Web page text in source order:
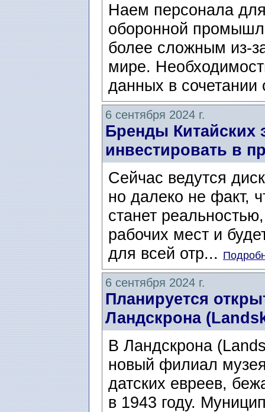
Наем персонала
оборонной
более сложным из-
мире.
данных в
6 сентября 2024 г.
Бренды Китайских
инвестировать в
Сейчас ведутся
но далеко не факт,
станет
рабочих мест и
для всей отр...
6 сентября 2024 г.
Планируется
Ландскрона
В Ландскрона
новый филиал
датских евреев,
в 1943 году.